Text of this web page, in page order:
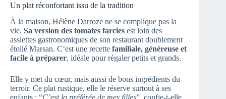
Un plat réconfortant issu de la tradition
À la maison, Hélène Darroze ne se complique pas la
vie. Sa version des tomates farcies est loin des
assiettes gastronomiques de son restaurant doublement
étoilé Marsan. C’est une recette familiale, généreuse et
facile à préparer, idéale pour régaler petits et grands.
Elle y met du cœur, mais aussi de bons ingrédients du
terroir. Ce plat rustique, elle le réserve surtout à ses